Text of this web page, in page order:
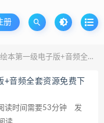
册
级电子版+音频全套资源免费下载
+音频全套资源免费下
读时间需要53分钟
发